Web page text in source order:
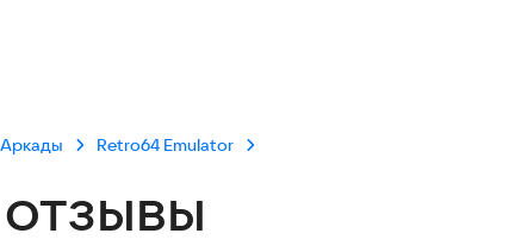
Аркады Retro64 Emulator